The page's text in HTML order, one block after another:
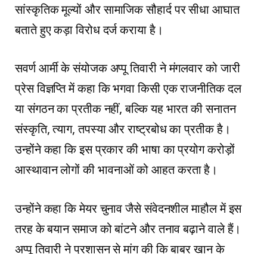
सांस्कृतिक मूल्यों और सामाजिक सौहार्द पर सीधा आघात
बताते हुए कड़ा विरोध दर्ज कराया है।
सवर्ण आर्मी के संयोजक अप्पू तिवारी ने मंगलवार को जारी
प्रेस विज्ञप्ति में कहा कि भगवा किसी एक राजनीतिक दल
या संगठन का प्रतीक नहीं, बल्कि यह भारत की सनातन
संस्कृति, त्याग, तपस्या और राष्ट्रबोध का प्रतीक है।
उन्होंने कहा कि इस प्रकार की भाषा का प्रयोग करोड़ों
आस्थावान लोगों की भावनाओं को आहत करता है।
उन्होंने कहा कि मेयर चुनाव जैसे संवेदनशील माहौल में इस
तरह के बयान समाज को बांटने और तनाव बढ़ाने वाले हैं।
अप्पू तिवारी ने प्रशासन से मांग की कि बाबर खान के